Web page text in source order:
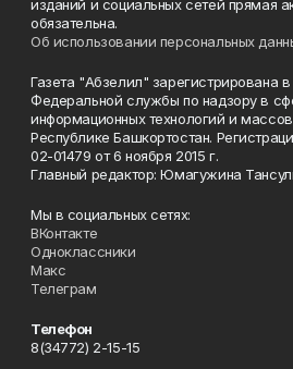
изданий и социальных сетей прямая
обязательна.
Об использовании персональных
Газета "Абзелил" зарегистрирована
Федеральной службы по надзору в
информационных технологий и
Республике Башкортостан.
02-01479 от 6 ноября 2015 г.
Главный редактор: Юмагужина
Мы в социальных сетях:
ВКонтакте
Одноклассники
Макс
Телеграм
Телефон
8(34772) 2-15-15